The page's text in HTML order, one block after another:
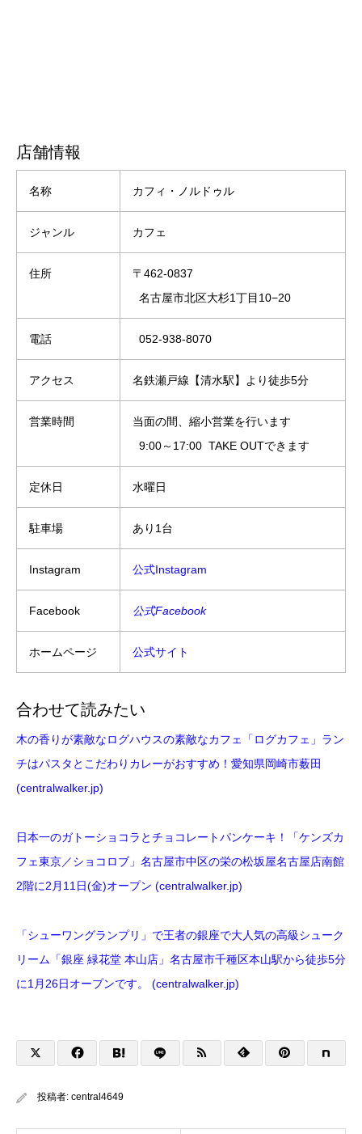
店舗情報
名称 カフィ・ノルドゥル
ジャンル カフェ
住所
〒462-0837
名古屋市北区大杉1丁目10−20
電話 052-938-8070
アクセス 名鉄瀬戸線【清水駅】より徒歩5分
営業時間
当面の間、縮小営業を行います
9:00～17:00 TAKE OUTできます
定休日 水曜日
駐車場 あり1台
Instagram 公式Instagram
Facebook 公式Facebook
ホームページ 公式サイト
合わせて読みたい
木の香りが素敵なログハウスの素敵なカフェ「ログカフェ」ラン
チはパスタとこだわりカレーがおすすめ！愛知県岡崎市薮田
(centralwalker.jp)
日本一のガトーショコラとチョコレートパンケーキ！「ケンズカ
フェ東京／ショコロブ」名古屋市中区の栄の松坂屋名古屋店南館
2階に2月11日(金)オープン (centralwalker.jp)
「シューワングランプリ」で王者の銀座で大人気の高級シューク
リーム「銀座 緑花堂 本山店」名古屋市千種区本山駅から徒歩5分
に1月26日オープンです。 (centralwalker.jp)
投稿者: central4649